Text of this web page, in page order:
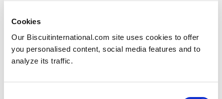
Cookies
Our Biscuitinternational.com site uses cookies to offer
you personalised content, social media features and to
analyze its traffic.